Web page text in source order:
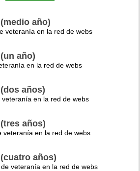
año)
veteranía en la red de webs
año)
en la red de webs
años)
veteranía en la red de webs
años)
veteranía en la red de webs
años)
veteranía en la red de webs